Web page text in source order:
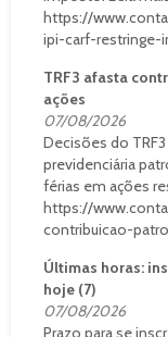
https://
ipi-carf-restringe-
TRF3 afasta
ações
07/08/2026
Decisões do
previdenciária
férias em ações
https://
contribuicao-
Últimas horas:
hoje (7)
07/08/2026
Prazo para se